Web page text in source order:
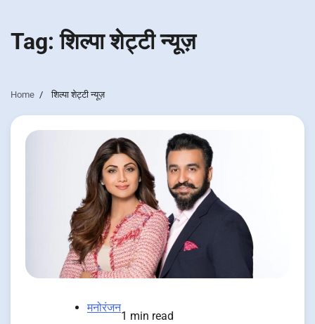
Tag:शिल्पा शेट्टी न्यूज़
Home शिल्पा शेट्टी न्यूज़
मनोरंजन
1 min read